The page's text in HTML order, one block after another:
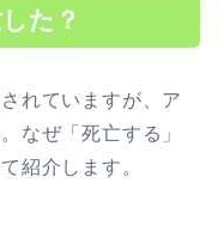
た？
れていますが、ア
なぜ「死亡する」
紹介します。